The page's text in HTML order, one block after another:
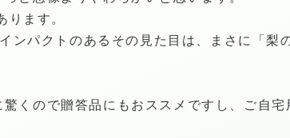
ます。
ンパクトのあるその見た目は、まさに「梨
くので贈答品にもおススメですし、ご自宅